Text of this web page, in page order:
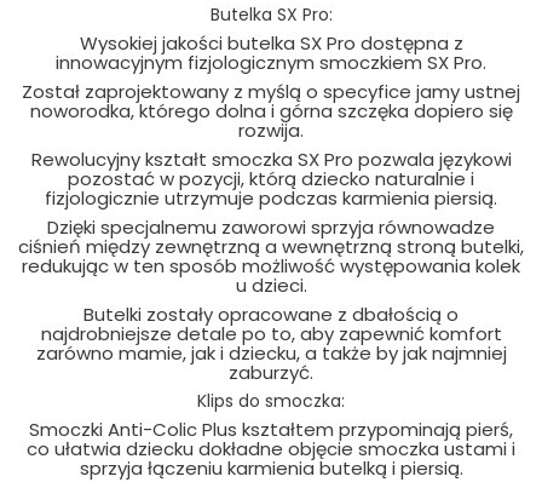
Butelka SX Pro:
Wysokiej jakości butelka SX Pro dostępna z
innowacyjnym fizjologicznym smoczkiem SX Pro.
Został zaprojektowany z myślą o specyfice jamy ustnej
noworodka, którego dolna i górna szczęka dopiero się
rozwija.
Rewolucyjny kształt smoczka SX Pro pozwala językowi
pozostać w pozycji, którą dziecko naturalnie i
fizjologicznie utrzymuje podczas karmienia piersią.
Dzięki specjalnemu zaworowi sprzyja równowadze
ciśnień między zewnętrzną a wewnętrzną stroną butelki,
redukując w ten sposób możliwość występowania kolek
u dzieci.
Butelki zostały opracowane z dbałością o
najdrobniejsze detale po to, aby zapewnić komfort
zarówno mamie, jak i dziecku, a także by jak najmniej
zaburzyć.
Klips do smoczka:
Smoczki Anti-Colic Plus kształtem przypominają pierś,
co ułatwia dziecku dokładne objęcie smoczka ustami i
sprzyja łączeniu karmienia butelką i piersią.